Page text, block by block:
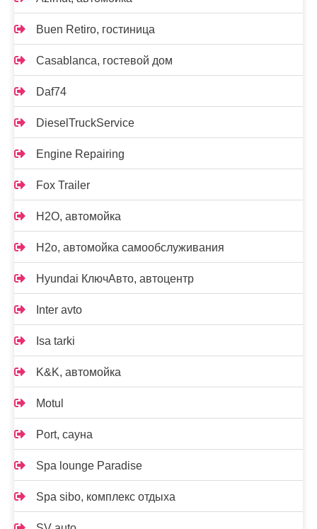
Buen Retiro, гостиница
Casablanca, гостевой дом
Daf74
DieselTruckService
Engine Repairing
Fox Trailer
H2O, автомойка
H2o, автомойка самообслуживания
Hyundai КлючАвто, автоцентр
Inter avto
Isa tarki
K&K, автомойка
Motul
Port, сауна
Spa lounge Paradise
Spa sibo, комплекс отдыха